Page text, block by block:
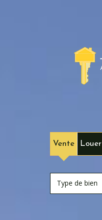
Vente Louer
Type de bien